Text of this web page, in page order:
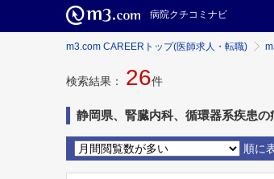
病院クチコミナビ
m3.com CAREERトップ(医師求人・転職)
検索結果： 26件
静岡県、腎臓内科、循環器系疾患の
順に